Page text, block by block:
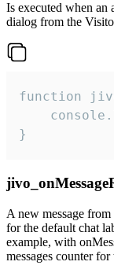
Is executed when an
dialog from the
function
}
A new message
for the default chat
example, with
messages counter